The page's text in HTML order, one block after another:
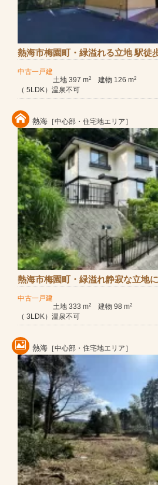
熱海市梅園町・緑溢れる立地 駅徒
中古一戸建
土地 397 m2 建物 126 m2
（ 5LDK）温泉不可
熱海 ［中心部・住宅地エリア］
熱海市梅園町・緑溢れ静寂な立地
中古一戸建
土地 333 m2 建物 98 m2
（ 3LDK）温泉不可
熱海 ［中心部・住宅地エリア］